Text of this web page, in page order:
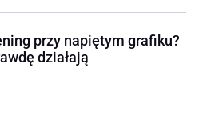
przy napiętym grafiku?
działają